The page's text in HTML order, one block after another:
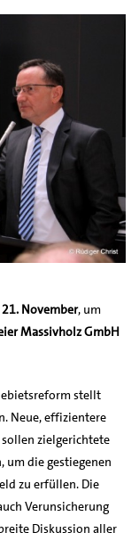
November, um
Massivholz GmbH
stellt
Neue, effizientere
zielgerichtete
die gestiegenen
zu erfüllen. Die
Verunsicherung
Diskussion aller